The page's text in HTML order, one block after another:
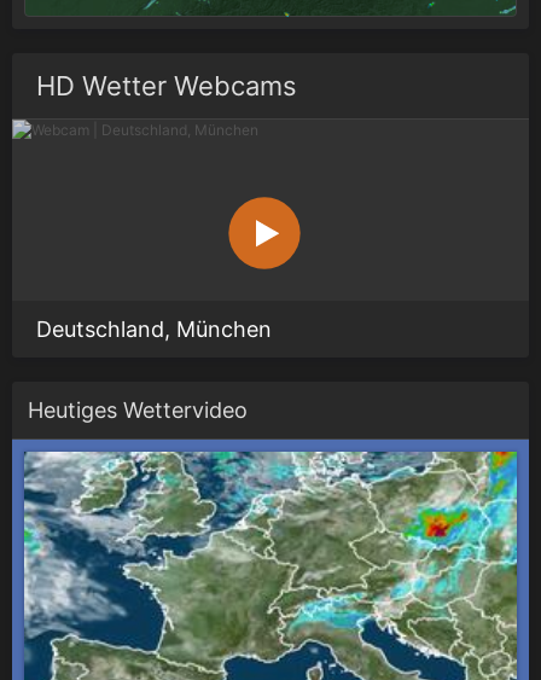
HD Wetter Webcams
Deutschland, München
Heutiges Wettervideo